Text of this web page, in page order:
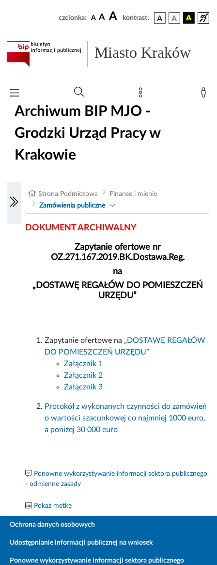
czcionka: A A A kontrast:
Miasto Kraków
Archiwum BIP MJO -
Grodzki Urząd Pracy w
Krakowie
Strona Podmiotowa
Finanse i mienie
Zamówienia publiczne
DOKUMENT ARCHIWALNY
Zapytanie ofertowe nr
OZ.271.167.2019.BK.Dostawa.Reg.
na
„DOSTAWĘ REGAŁÓW DO POMIESZCZEŃ
URZĘDU”
Zapytanie ofertowe na „DOSTAWĘ REGAŁÓW
DO POMIESZCZEŃ URZĘDU”
Załącznik 1
Załącznik 2
Załącznik 3
Protokół z wykonanych czynności do zamówień
o wartości szacunkowej co najmniej 1000 euro,
a poniżej 30 000 euro
Ponowne wykorzystywanie informacji sektora publicznego
- odmienne zasady
Pokaż metkę
Ochrona danych osobowych
Udostępnianie informacji publicznej na wniosek
Ponowne wykorzystywanie informacji sektora publicznego